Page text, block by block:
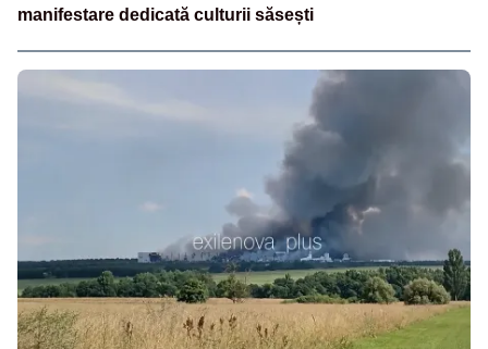
manifestare dedicată culturii săsești